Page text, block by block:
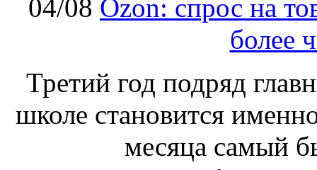
04/08 Ozon: спрос на
более
Третий год подряд
школе становится
месяца самый